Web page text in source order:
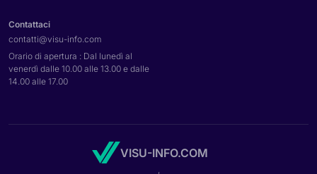
Contattaci
contatti@visu-info.com
Orario di apertura : Dal lunedì al
venerdì dalle 10.00 alle 13.00 e dalle
14.00 alle 17.00
VISU-INFO.COM
,